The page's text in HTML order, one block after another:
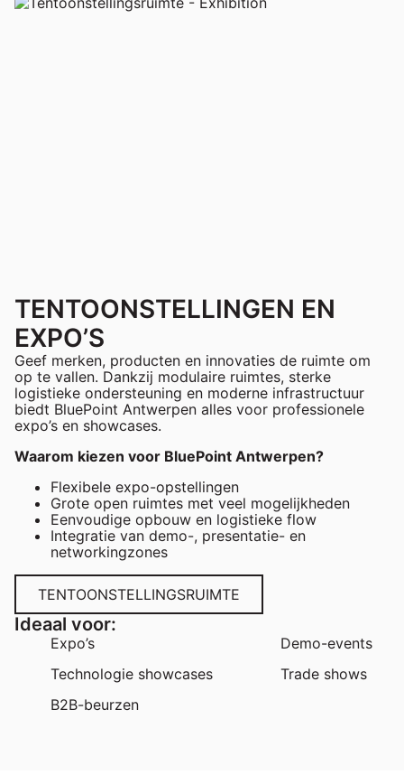
TENTOONSTELLINGEN EN
EXPO’S
Geef merken, producten en innovaties de ruimte om
op te vallen. Dankzij modulaire ruimtes, sterke
logistieke ondersteuning en moderne infrastructuur
biedt BluePoint Antwerpen alles voor professionele
expo’s en showcases.
Waarom kiezen voor BluePoint Antwerpen?
Flexibele expo-opstellingen
Grote open ruimtes met veel mogelijkheden
Eenvoudige opbouw en logistieke flow
Integratie van demo-, presentatie- en
networkingzones
TENTOONSTELLINGSRUIMTE
Ideaal voor:
Expo’s
Technologie showcases
B2B-beurzen
Demo-events
Trade shows